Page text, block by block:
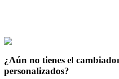
Estrellas de Brasil
¿Aún no tienes el
personalizados?